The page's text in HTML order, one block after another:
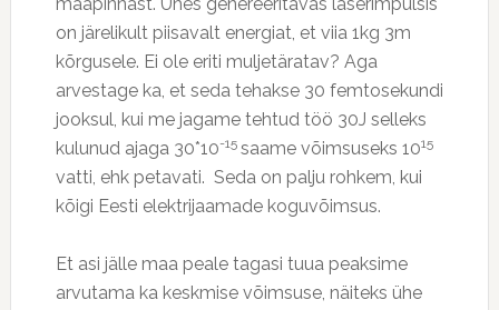
on järelikult piisavalt energiat, et viia 1kg 3m
kõrgusele. Ei ole eriti muljetäratav? Aga
arvestage ka, et seda tehakse 30 femtosekundi
jooksul, kui me jagame tehtud töö 30J selleks
kulunud ajaga 30*10-15 saame võimsuseks 1015
vatti, ehk petavati. Seda on palju rohkem, kui
kõigi Eesti elektrijaamade koguvõimsus.
Et asi jälle maa peale tagasi tuua peaksime
arvutama ka keskmise võimsuse, näiteks ühe